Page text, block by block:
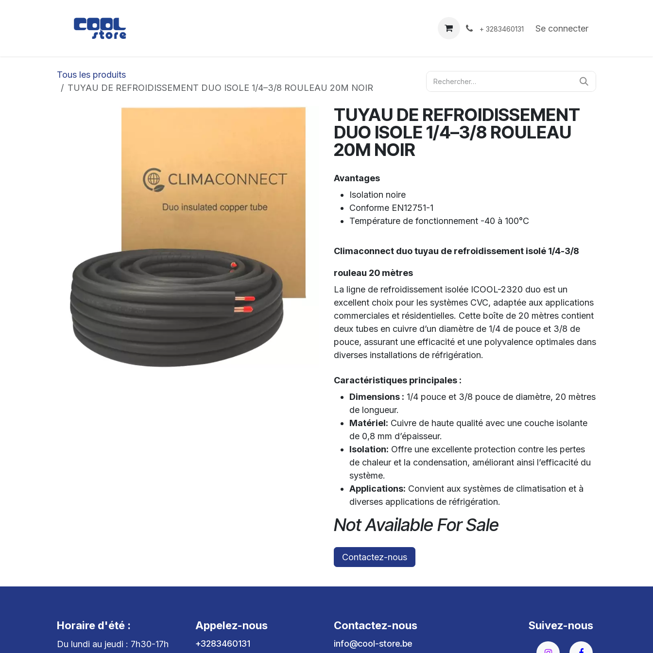
À propos Contact
+ 3283460131 Se connecter
Tous les produits
TUYAU DE REFROIDISSEMENT DUO ISOLE 1/4–3/8 ROULEAU 20M NOIR
TUYAU DE REFROIDISSEMENT
DUO ISOLE 1/4–3/8 ROULEAU
20M NOIR
Avantages
Isolation noire
Conforme EN12751-1
Température de fonctionnement -40 à 100°C
Climaconnect duo tuyau de refroidissement isolé 1/4-3/8
rouleau 20 mètres
La ligne de refroidissement isolée ICOOL-2320 duo est un
excellent choix pour les systèmes CVC, adaptée aux applications
commerciales et résidentielles. Cette boîte de 20 mètres contient
deux tubes en cuivre d’un diamètre de 1/4 de pouce et 3/8 de
pouce, assurant une efficacité et une polyvalence optimales dans
diverses installations de réfrigération.
Caractéristiques principales :
Dimensions : 1/4 pouce et 3/8 pouce de diamètre, 20 mètres
de longueur.
Matériel: Cuivre de haute qualité avec une couche isolante
de 0,8 mm d’épaisseur.
Isolation: Offre une excellente protection contre les pertes
de chaleur et la condensation, améliorant ainsi l’efficacité du
système.
Applications: Convient aux systèmes de climatisation et à
diverses applications de réfrigération.
Not Available For Sale
Contactez-nous
Horaire d'été :
Du lundi au jeudi : 7h30-17h
Appelez-nous
+3283460131
Contactez-nous
info@cool-store.be
Suivez-nous